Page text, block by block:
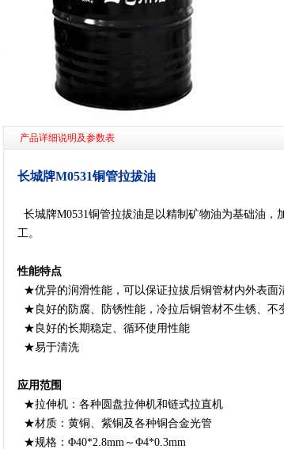
产品详细说明及参数表
长城牌M0531铜管拉拔油
长城牌M0531铜管拉拔油是以精制矿物油为基础油
工。
性能特点
★优异的润滑性能，可以保证拉拔后铜管材内外表面
★良好的防腐、防锈性能，冷拉后铜管材不生锈、不
★良好的长期稳定、循环使用性能
★易于清洗
应用范围
★拉伸机：各种圆盘拉伸机和链式拉直机
★材质：黄铜、紫铜及各种铜合金光管
★规格：Φ40*2.8mm～Φ4*0.3mm